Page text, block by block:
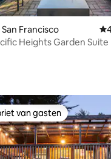
van 4,87 op 5, 263
San Francisco
Heights Garden Suite
van gasten
van gasten